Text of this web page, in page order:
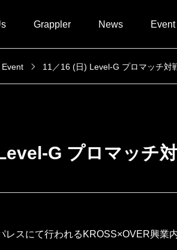
Grappler News Event
Event 11／16 (日) Level-G プロマッチ対
G プロマッチ
レスにて行われるKROSS×OVER興業